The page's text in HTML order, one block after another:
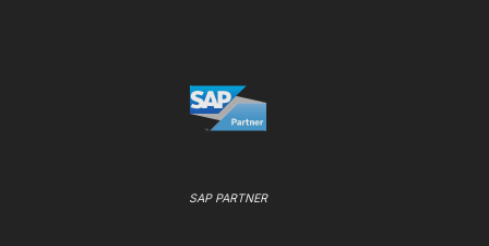
SAP PARTNER